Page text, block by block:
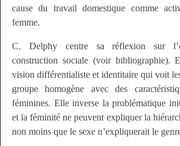
cause du travail domestique comme
femme.
C. Delphy centre sa réflexion sur
construction sociale (voir bibliographie).
vision différentialiste et identitaire qui voit
groupe homogène avec des
féminines. Elle inverse la problématique
et la féminité ne peuvent expliquer la
non moins que le sexe n’expliquerait le